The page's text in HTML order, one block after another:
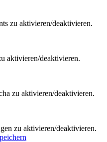
zu aktivieren/deaktivieren.
aktivieren/deaktivieren.
zu aktivieren/deaktivieren.
zu aktivieren/deaktivieren.